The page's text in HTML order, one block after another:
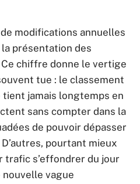
de modifications annuelles
présentation des
chiffre donne le vertige
tue : le classement
jamais longtemps en
sans compter dans la
de pouvoir dépasser
pourtant mieux
s’effondrer du jour
nouvelle vague